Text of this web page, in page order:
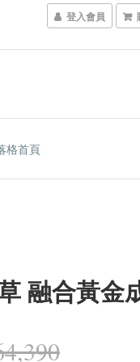
登入會員
格首頁
融合黃金